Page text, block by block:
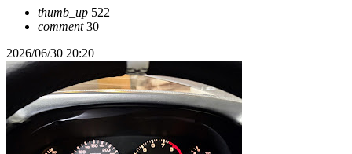
thumb_up 522
comment30
2026/06/30 20:20